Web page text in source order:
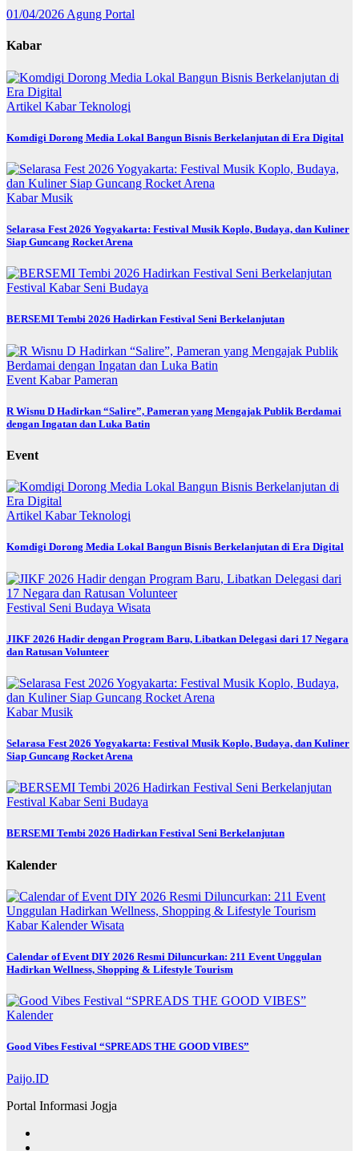
01/04/2026 Agung Portal
Kabar
Artikel KabarTeknologi
Komdigi Dorong Media Lokal Bangun Bisnis Berkelanjutan di Era Digital
KabarMusik
Selarasa Fest 2026 Yogyakarta: Festival Musik Koplo, Budaya, dan Kuliner
Siap Guncang Rocket Arena
Festival Kabar Seni Budaya
BERSEMI Tembi 2026 Hadirkan Festival Seni Berkelanjutan
Event KabarPameran
R Wisnu D Hadirkan “Salire”, Pameran yang Mengajak Publik Berdamai
dengan Ingatan dan Luka Batin
Event
Artikel KabarTeknologi
Komdigi Dorong Media Lokal Bangun Bisnis Berkelanjutan di Era Digital
Festival Seni Budaya Wisata
JIKF 2026 Hadir dengan Program Baru, Libatkan Delegasi dari 17 Negara
dan Ratusan Volunteer
KabarMusik
Selarasa Fest 2026 Yogyakarta: Festival Musik Koplo, Budaya, dan Kuliner
Siap Guncang Rocket Arena
Festival Kabar Seni Budaya
BERSEMI Tembi 2026 Hadirkan Festival Seni Berkelanjutan
Kalender
KabarKalenderWisata
Calendar of Event DIY 2026 Resmi Diluncurkan: 211 Event Unggulan
Hadirkan Wellness, Shopping & Lifestyle Tourism
Kalender
Good Vibes Festival “SPREADS THE GOOD VIBES”
Paijo.ID
Portal Informasi Jogja